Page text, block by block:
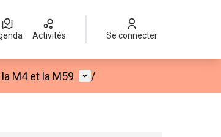
Activités Se connecter
M4 et la M59 Menu utilisateur
/